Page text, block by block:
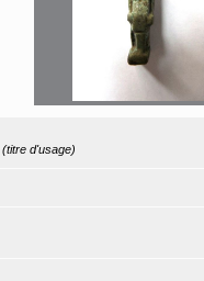
(titre d'usage)